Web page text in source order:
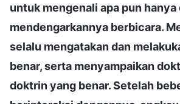
untuk mengenali apa pun hanya
mendengarkannya berbicara.
selalu mengatakan dan
benar, serta menyampaikan
doktrin yang benar. Setelah